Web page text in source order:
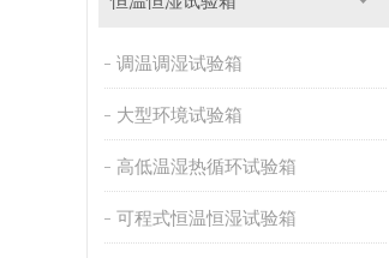
调温调湿试验箱
大型环境试验箱
高低温湿热循环试验箱
可程式恒温恒湿试验箱